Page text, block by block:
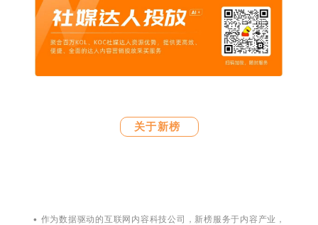
关于新榜
• 作为数据驱动的互联网内容科技公司，新榜服务于内容产业，